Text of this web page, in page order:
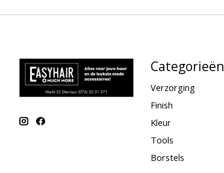
Categorieën
Verzorging
Finish
Kleur
Tools
Borstels